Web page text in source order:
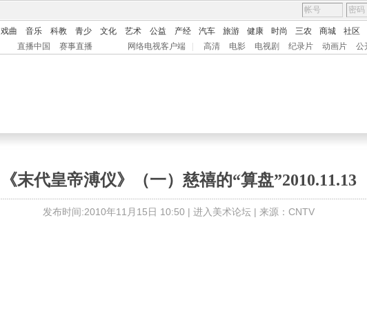
戏曲 音乐 科教 青少 文化 艺术 公益 产经 汽车 旅游 健康 时尚 三农 商城 社区
直播中国 赛事直播 网络电视客户端 高清 电影 电视剧 纪录片 动画片 公
《末代皇帝溥仪》（一）慈禧的“算盘”2010.11.13
发布时间:2010年11月15日 10:50 | 进入美术论坛 | 来源：CNTV